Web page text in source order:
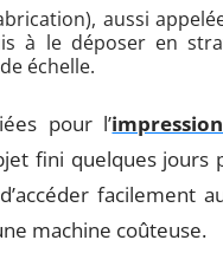
aussi
à le déposer en
échelle.
pour l’
fini quelques jours
facilement
machine coûteuse.